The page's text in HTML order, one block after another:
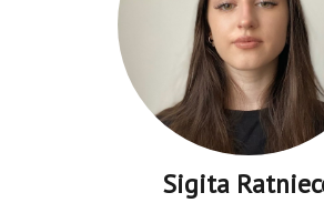
Sigita